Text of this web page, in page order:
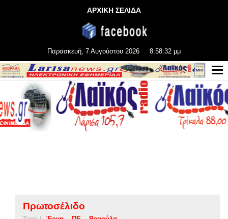
ΑΡΧΙΚΗ ΣΕΛΙΔΑ
Παρασκευή, 7 Αυγούστου 2026 8:58:32 μμ
Πρωτοσέλιδο